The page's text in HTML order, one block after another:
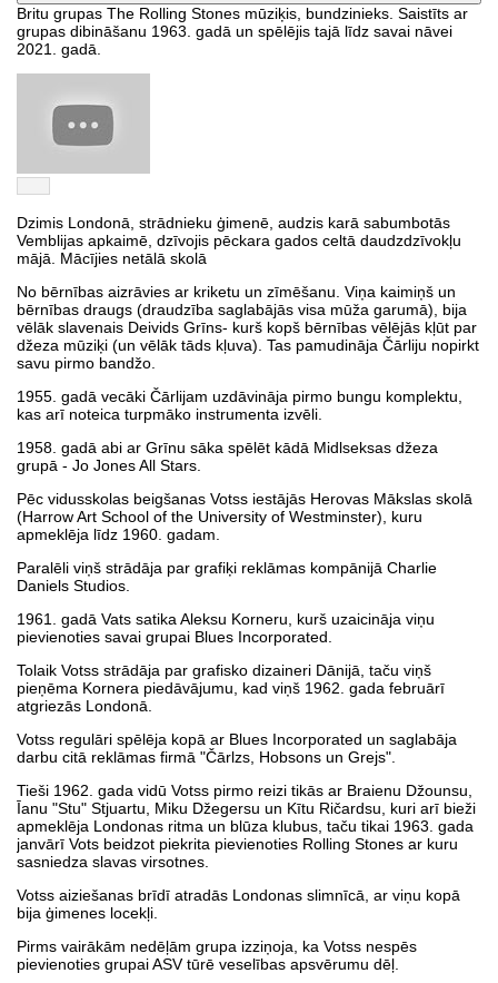
Britu grupas The Rolling Stones mūziķis, bundzinieks. Saistīts ar
grupas dibināšanu 1963. gadā un spēlējis tajā līdz savai nāvei
2021. gadā.
Dzimis Londonā, strādnieku ģimenē, audzis karā sabumbotās
Vemblijas apkaimē, dzīvojis pēckara gados celtā daudzdzīvokļu
mājā. Mācījies netālā skolā
No bērnības aizrāvies ar kriketu un zīmēšanu. Viņa kaimiņš un
bērnības draugs (draudzība saglabājās visa mūža garumā), bija
vēlāk slavenais Deivids Grīns- kurš kopš bērnības vēlējās kļūt par
džeza mūziķi (un vēlāk tāds kļuva). Tas pamudināja Čārliju nopirkt
savu pirmo bandžo.
1955. gadā vecāki Čārlijam uzdāvināja pirmo bungu komplektu,
kas arī noteica turpmāko instrumenta izvēli.
1958. gadā abi ar Grīnu sāka spēlēt kādā Midlseksas džeza
grupā - Jo Jones All Stars.
Pēc vidusskolas beigšanas Votss iestājās Herovas Mākslas skolā
(Harrow Art School of the University of Westminster), kuru
apmeklēja līdz 1960. gadam.
Paralēli viņš strādāja par grafiķi reklāmas kompānijā Charlie
Daniels Studios.
1961. gadā Vats satika Aleksu Korneru, kurš uzaicināja viņu
pievienoties savai grupai Blues Incorporated.
Tolaik Votss strādāja par grafisko dizaineri Dānijā, taču viņš
pieņēma Kornera piedāvājumu, kad viņš 1962. gada februārī
atgriezās Londonā.
Votss regulāri spēlēja kopā ar Blues Incorporated un saglabāja
darbu citā reklāmas firmā "Čārlzs, Hobsons un Grejs".
Tieši 1962. gada vidū Votss pirmo reizi tikās ar Braienu Džounsu,
Īanu "Stu" Stjuartu, Miku Džegersu un Kītu Ričardsu, kuri arī bieži
apmeklēja Londonas ritma un blūza klubus, taču tikai 1963. gada
janvārī Vots beidzot piekrita pievienoties Rolling Stones ar kuru
sasniedza slavas virsotnes.
Votss aiziešanas brīdī atradās Londonas slimnīcā, ar viņu kopā
bija ģimenes locekļi.
Pirms vairākām nedēļām grupa izziņoja, ka Votss nespēs
pievienoties grupai ASV tūrē veselības apsvērumu dēļ.